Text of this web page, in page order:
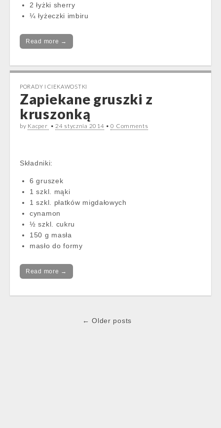
2 łyżki sherry
¼ łyżeczki imbiru
Read more →
PORADY I CIEKAWOSTKI
Zapiekane gruszki z
kruszonką
by Kacper • 24 stycznia 2014 •0 Comments
Składniki:
6 gruszek
1 szkl. mąki
1 szkl. płatków migdałowych
cynamon
½ szkl. cukru
150 g masła
masło do formy
Read more →
← Older posts